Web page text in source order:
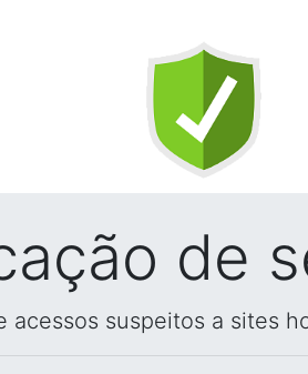
de
acessos suspeitos a sites